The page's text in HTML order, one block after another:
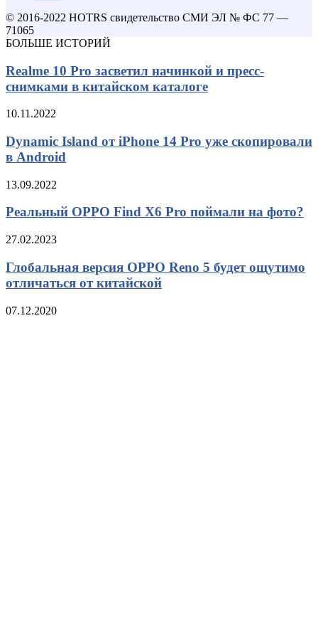
© 2016-2022 HOTRS свидетельство СМИ ЭЛ № ФС 77 —
71065
БОЛЬШЕ ИСТОРИЙ
Realme 10 Pro засветил начинкой и пресс-
снимками в китайском каталоге
10.11.2022
Dynamic Island от iPhone 14 Pro уже скопировали
в Android
13.09.2022
Реальный OPPO Find X6 Pro поймали на фото?
27.02.2023
Глобальная версия OPPO Reno 5 будет ощутимо
отличаться от китайской
07.12.2020